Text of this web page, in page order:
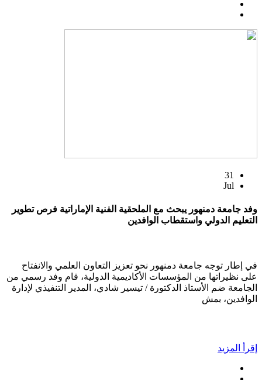
31
Jul
وفد جامعة دمنهور يبحث مع الملحقية الفنية الإماراتية فرص تطوير
التعليم الدولي واستقطاب الوافدين
في إطار توجه جامعة دمنهور نحو تعزيز التعاون العلمي والانفتاح
على نظيراتها من المؤسسات الأكاديمية الدولية، قام وفد رسمي من
الجامعة ضم الأستاذ الدكتورة / تيسير شادي، المدير التنفيذي لإدارة
الوافدين، بمش
إقرأ المزيد